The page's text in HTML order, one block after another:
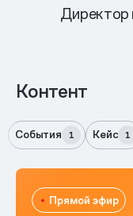
Директор
Контент
События 1 Кейс 1
Прямой эфир